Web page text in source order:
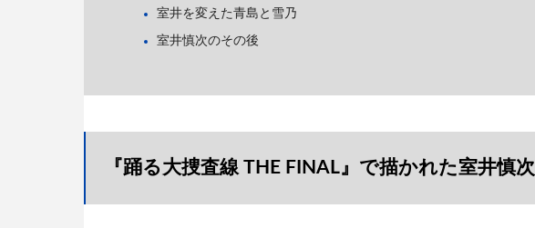
室井を変えた青島と雪乃
室井慎次のその後
『踊る大捜査線 THE FINAL』で描かれた室井慎次